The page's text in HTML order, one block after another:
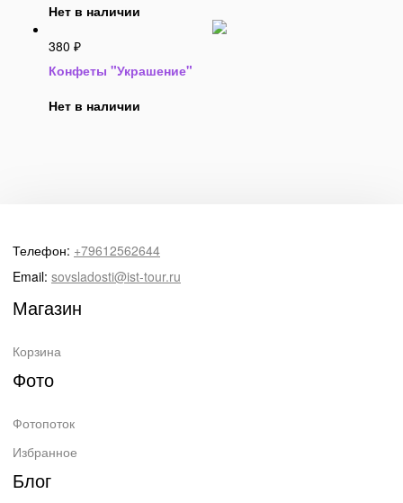
Нет в наличии
380 ₽
Конфеты "Украшение"
Нет в наличии
Телефон: +79612562644
Email: sovsladosti@ist-tour.ru
Магазин
Корзина
Фото
Фотопоток
Избранное
Блог